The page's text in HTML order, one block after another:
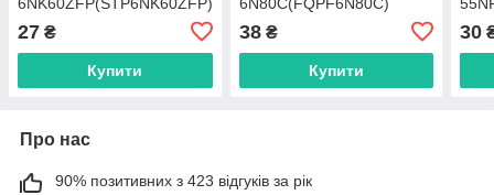
27 ₴
Купити
38₴
Купити
30
Про нас
90% позитивних з 423 відгуків за рік